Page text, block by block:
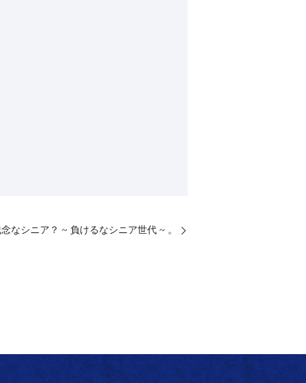
なシニア？ ~ 負けるなシニア世代 ~ 。